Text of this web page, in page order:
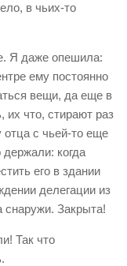
в чьих-то
Я даже опешила:
ему постоянно
вещи, да еще в
их что, стирают раз
с чьей-то еще
когда
его в здании
делегации из
снаружи. Закрыта!
Так что